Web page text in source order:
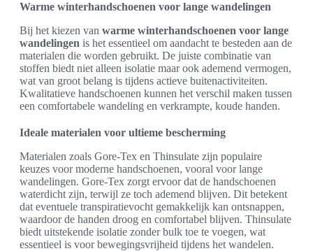
Warme winterhandschoenen voor lange wandelingen
Bij het kiezen van warme winterhandschoenen voor lange
wandelingen is het essentieel om aandacht te besteden aan de
materialen die worden gebruikt. De juiste combinatie van
stoffen biedt niet alleen isolatie maar ook ademend vermogen,
wat van groot belang is tijdens actieve buitenactiviteiten.
Kwalitatieve handschoenen kunnen het verschil maken tussen
een comfortabele wandeling en verkrampte, koude handen.
Ideale materialen voor ultieme bescherming
Materialen zoals Gore-Tex en Thinsulate zijn populaire
keuzes voor moderne handschoenen, vooral voor lange
wandelingen. Gore-Tex zorgt ervoor dat de handschoenen
waterdicht zijn, terwijl ze toch ademend blijven. Dit betekent
dat eventuele transpiratievocht gemakkelijk kan ontsnappen,
waardoor de handen droog en comfortabel blijven. Thinsulate
biedt uitstekende isolatie zonder bulk toe te voegen, wat
essentieel is voor bewegingsvrijheid tijdens het wandelen.